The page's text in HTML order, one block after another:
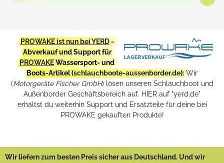
PROWAKE ist nun bei YERD-
Abverkauf und Support für
PROWAKEWassersport- und
Boots-Artikel (schlauchboote-aussenborder.de): Wir
(Motorgeräte Fischer GmbH) lösen unseren Schlauchboot und
Außenborder Geschäftsbereich auf. HIER auf "yerd.de"
erhältst du weiterhin Support und Ersatzteile für deine bei
PROWAKE gekauften Produkte!
Wir liefern zum besten Preis sicher aus Deutschland. Und wir